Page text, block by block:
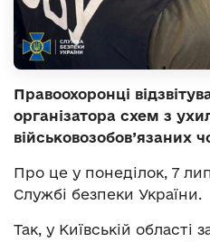
Правоохоронці
організатора схем з
військовозобов’язаних
Про це у понеділок, 7
Службі безпеки України.
Так, у Київській області